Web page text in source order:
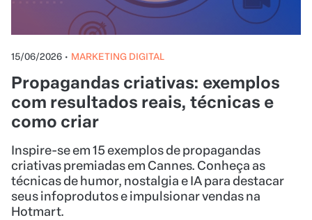
15/06/2026 • MARKETING DIGITAL
Propagandas criativas: exemplos
com resultados reais, técnicas e
como criar
Inspire-se em 15 exemplos de propagandas
criativas premiadas em Cannes. Conheça as
técnicas de humor, nostalgia e IA para destacar
seus infoprodutos e impulsionar vendas na
Hotmart.